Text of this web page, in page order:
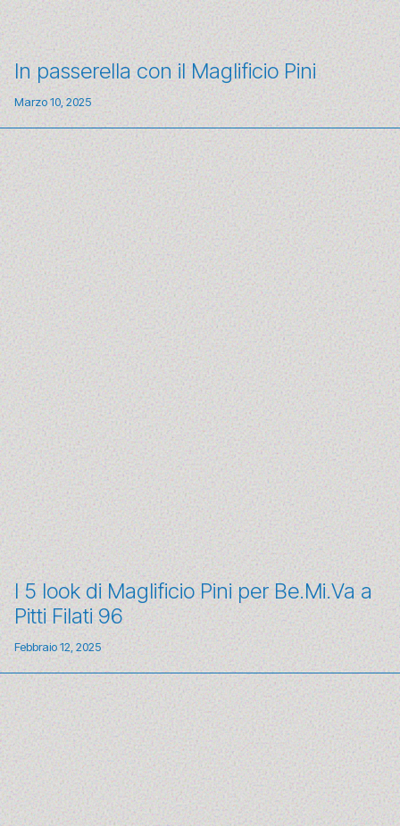
In passerella con il Maglificio Pini
Marzo 10, 2025
I 5 look di Maglificio Pini per Be.Mi.Va a
Pitti Filati 96
Febbraio 12, 2025